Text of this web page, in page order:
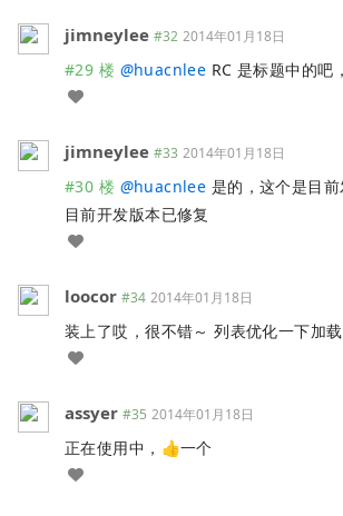
jimneylee #32 2014年01月18日
#29 楼 @huacnlee RC 是标题中的吧
jimneylee #33 2014年01月18日
#30 楼 @huacnlee 是的，这个是目
目前开发版本已修复
loocor #34 2014年01月18日
装上了哎，很不错～ 列表优化一下加
assyer #35 2014年01月18日
正在使用中，👍一个